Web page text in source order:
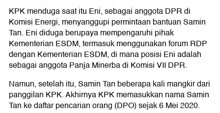
KPK menduga saat itu Eni, sebagai anggota DPR di
Komisi Energi, menyanggupi permintaan bantuan Samin
Tan. Eni diduga berupaya mempengaruhi pihak
Kementerian ESDM, termasuk menggunakan forum RDP
dengan Kementerian ESDM, di mana posisi Eni adalah
sebagai anggota Panja Minerba di Komisi VII DPR.
Namun, setelah itu, Samin Tan beberapa kali mangkir dari
panggilan KPK. Akhirnya KPK memasukkan nama Samin
Tan ke daftar pencarian orang (DPO) sejak 6 Mei 2020.